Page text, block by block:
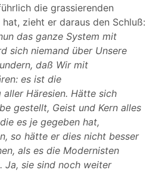
die grassierenden
zieht er daraus den Schluß:
das ganze System mit
sich niemand über Unsere
daß Wir mit
es ist die
aller Häresien. Hätte sich
gestellt, Geist und Kern alles
es je gegeben hat,
so hätte er dies nicht besser
als es die Modernisten
Ja, sie sind noch weiter